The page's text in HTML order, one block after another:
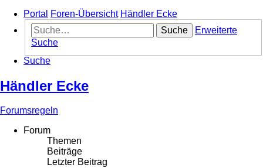
Portal
Foren-Übersicht Händler Ecke
Suche
Erweiterte
Suche
Suche
Händler Ecke
Forumsregeln
Forum
Themen
Beiträge
Letzter Beitrag